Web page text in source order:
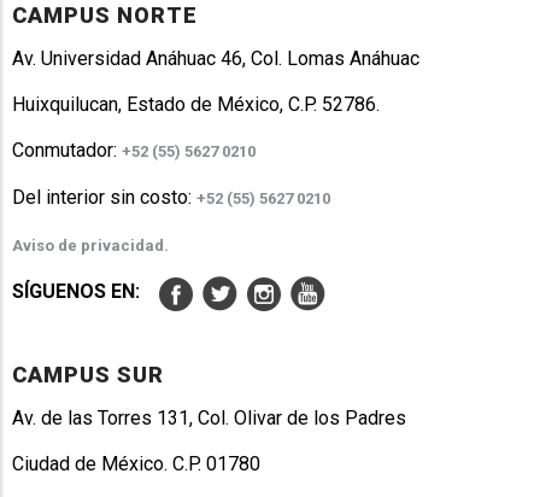
CAMPUS NORTE
Av. Universidad Anáhuac 46, Col. Lomas Anáhuac
Huixquilucan, Estado de México, C.P. 52786.
Conmutador: +52 (55) 5627 0210
Del interior sin costo: +52 (55) 5627 0210
Aviso de privacidad.
SÍGUENOS EN:
CAMPUS SUR
Av. de las Torres 131, Col. Olivar de los Padres
Ciudad de México. C.P. 01780